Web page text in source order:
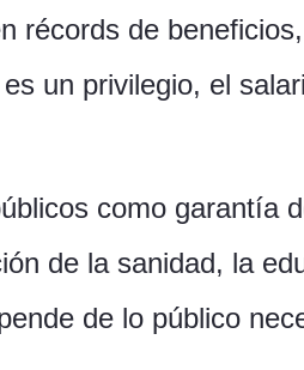
récords de
un privilegio, el
como garantía
de la sanidad, la
de lo público